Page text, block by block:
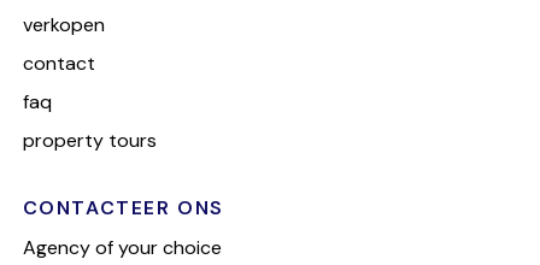
verkopen
contact
faq
property tours
CONTACTEER ONS
Agency of your choice